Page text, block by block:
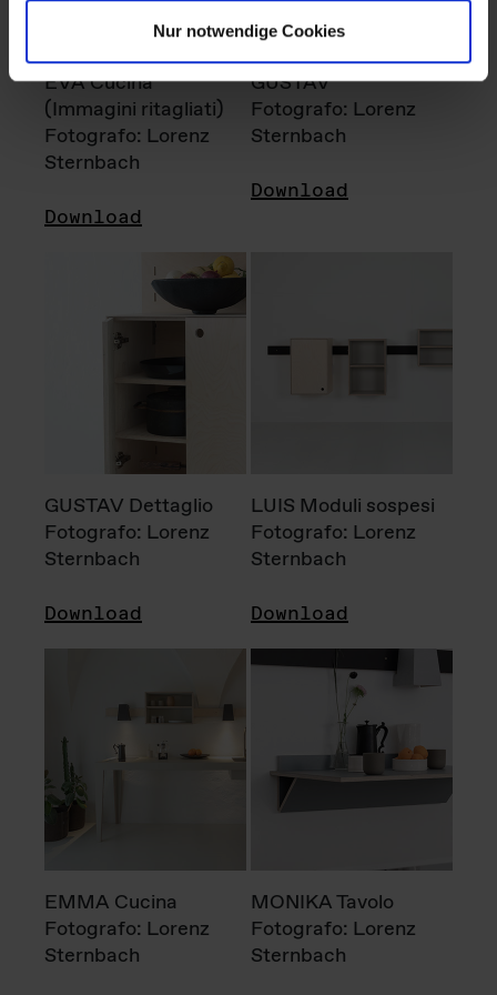
Nur notwendige Cookies
EVA Cucina
(Immagini ritagliati)
Fotografo: Lorenz
Sternbach
Download
GUSTAV
Fotografo: Lorenz
Sternbach
Download
GUSTAV Dettaglio
Fotografo: Lorenz
Sternbach
Download
LUIS Moduli sospesi
Fotografo: Lorenz
Sternbach
Download
EMMA Cucina
Fotografo: Lorenz
Sternbach
MONIKA Tavolo
Fotografo: Lorenz
Sternbach